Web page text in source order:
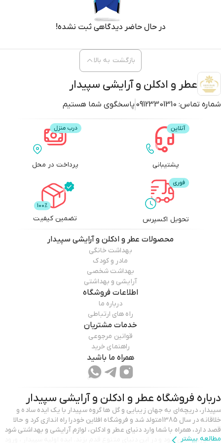
در حال حاضر دیدگاهی ثبت نشده!
عطر و ادکلن و آرایشی سپیدار
شماره تماس: 09123301310 پاسخگوی شما هستیم
بازگشت به بالا
پشتیبانی پرداخت در محل
تحویل اکسپرس تضمین کیفیت
محصولات عطر و ادکلن و آرایشی سپیدار
بهداشت خانگی
مادر و کودک
بهداشت شخصی
آرایشی و بهداشتی
اطلاعات فروشگاه
درباره ما
راه های ارتباطی
خدمات مشتریان
قوانین مرجوعی
راهنمای خرید
همراه ما باشید
درباره فروشگاه عطر و ادکلن و آرایشی سپیدار
سپیدار، دریچه‌ای به جهان زیبایی و گل ها گروه سپیدار با یک ایده‌ ساده و
خلاقانه در سال 1385متولد شد و فروشگاه افلاین خودرا راه اندازی کرد و حالا
قصد دارد، همراه با شما وارد دنیای عطر و ادکلن، لوازم آرایشی و بهداشتی شود
مطالعه بیشتر